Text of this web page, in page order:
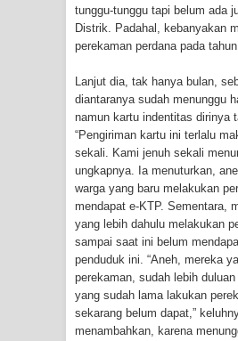
Profil Lengkap
Cenderawasih di
Indonesia
Profil Lengkap
Istimewa di Ujung
Lima Rumah Pribadi
Hamadi Jayapura
Gempa M3,3
Imbau Waspada
tunggu-tunggu tapi belum ada
Distrik. Padahal, kebanyakan
perekaman perdana pada
Lanjut dia, tak hanya bulan,
diantaranya sudah menunggu
namun kartu indentitas dirinya
“Pengiriman kartu ini terlalu
sekali. Kami jenuh sekali
ungkapnya. Ia menuturkan,
warga yang baru melakukan
mendapat e-KTP. Sementara,
yang lebih dahulu melakukan
sampai saat ini belum
penduduk ini. “Aneh, mereka
perekaman, sudah lebih
yang sudah lama lakukan
sekarang belum dapat,”
menambahkan, karena